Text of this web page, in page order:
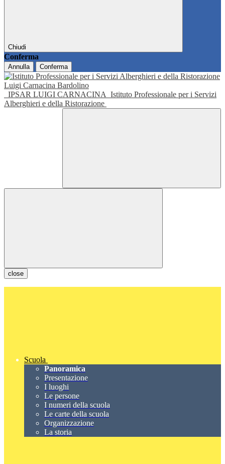
Chiudi
Conferma
Annulla Conferma
IPSAR LUIGI CARNACINA Istituto Professionale per i Servizi
Alberghieri e della Ristorazione
close
Scuola
Panoramica
Presentazione
I luoghi
Le persone
I numeri della scuola
Le carte della scuola
Organizzazione
La storia